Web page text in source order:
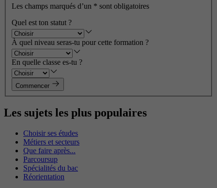
Les champs marqués d’un * sont obligatoires
Quel est ton statut ?
À quel niveau seras-tu pour cette formation ?
En quelle classe es-tu ?
Commencer
Les sujets les plus populaires
Choisir ses études
Métiers et secteurs
Que faire après...
Parcoursup
Spécialités du bac
Réorientation